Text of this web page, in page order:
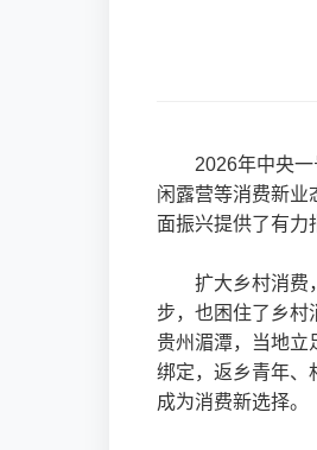
2026年中央
闲露营等消费新业
面振兴提供了有力
扩大乡村消费
步，也困住了乡村
贵州湄潭，当地立
绑定，返乡青年、
成为消费新选择。